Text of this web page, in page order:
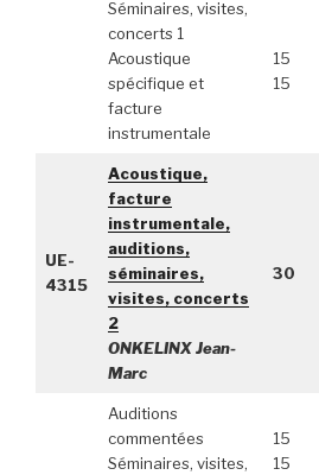
Séminaires, visites,
concerts 1
Acoustique
spécifique et
facture
instrumentale
15
15
UE-
4315
Acoustique,
facture
instrumentale,
auditions,
séminaires,
visites, concerts
2
ONKELINX Jean-
Marc
30
Auditions
commentées
Séminaires, visites,
15
15